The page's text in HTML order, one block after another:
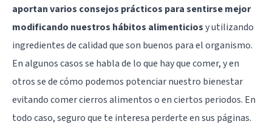
aportan varios consejos prácticos para sentirse mejor
modificando nuestros hábitos alimenticiosy utilizando
ingredientes de calidad que son buenos para el organismo.
En algunos casos se habla de lo que hay que comer, y en
otros se de cómo podemos potenciar nuestro bienestar
evitando comer cierros alimentos o en ciertos periodos. En
todo caso, seguro que te interesa perderte en sus páginas.